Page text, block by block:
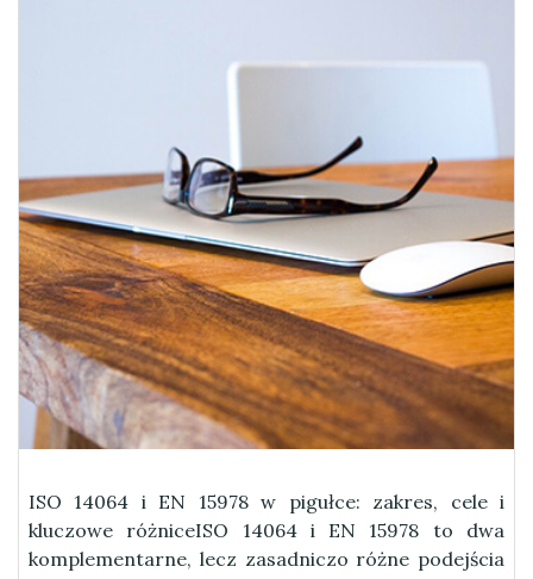
ISO 14064 i EN 15978 w pigułce: zakres, cele i
kluczowe różniceISO 14064 i EN 15978 to dwa
komplementarne, lecz zasadniczo różne podejścia